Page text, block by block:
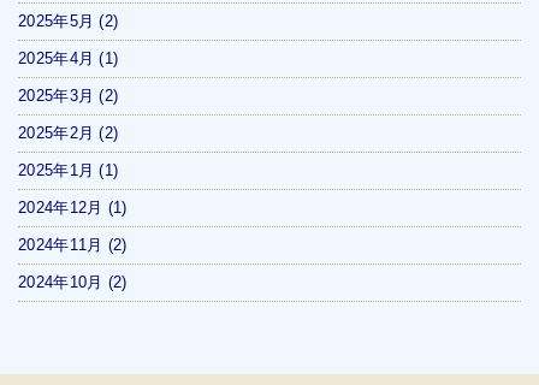
2025年5月(2)
2025年4月(1)
2025年3月(2)
2025年2月(2)
2025年1月(1)
2024年12月 (1)
2024年11月 (2)
2024年10月 (2)